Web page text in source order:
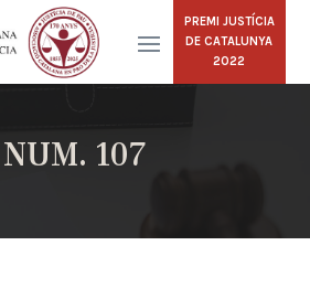
PREMI JUSTÍCIA
DE CATALUNYA
2022
107